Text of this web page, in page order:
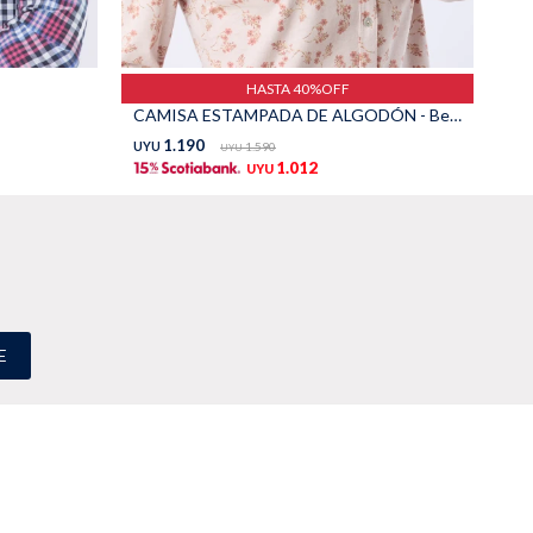
HASTA 40%OFF
CAMISA ESTAMPADA DE ALGODÓN - Beige
UYU 1.190 UYU 1.590
UYU 1.012